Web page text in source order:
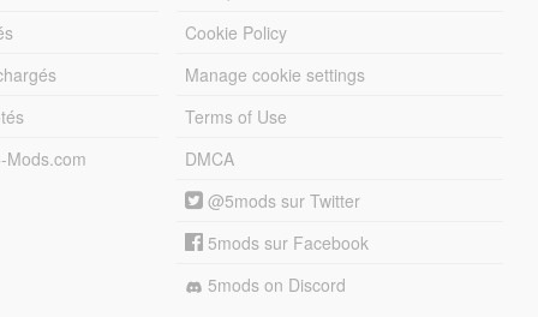
Mods.com
Cookie Policy
Manage cookie settings
Terms of Use
DMCA
@5mods sur Twitter
5mods sur Facebook
5mods on Discord